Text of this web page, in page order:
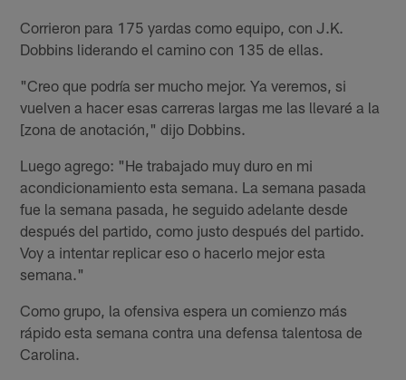
Corrieron para 175 yardas como equipo, con J.K.
Dobbins liderando el camino con 135 de ellas.
"Creo que podría ser mucho mejor. Ya veremos, si
vuelven a hacer esas carreras largas me las llevaré a la
[zona de anotación," dijo Dobbins.
Luego agrego: "He trabajado muy duro en mi
acondicionamiento esta semana. La semana pasada
fue la semana pasada, he seguido adelante desde
después del partido, como justo después del partido.
Voy a intentar replicar eso o hacerlo mejor esta
semana."
Como grupo, la ofensiva espera un comienzo más
rápido esta semana contra una defensa talentosa de
Carolina.